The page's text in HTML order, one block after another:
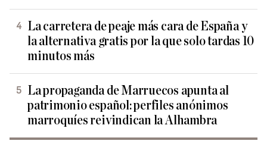
La carretera de peaje más cara de España y
la alternativa gratis por la que solo tardas 10
minutos más
La propaganda de Marruecos apunta al
patrimonio español: perfiles anónimos
marroquíes reivindican la Alhambra